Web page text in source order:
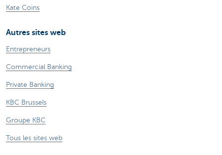
Kate Coins
Autres sites web
Entrepreneurs
Commercial Banking
Private Banking
KBC Brussels
Groupe KBC
Tous les sites web